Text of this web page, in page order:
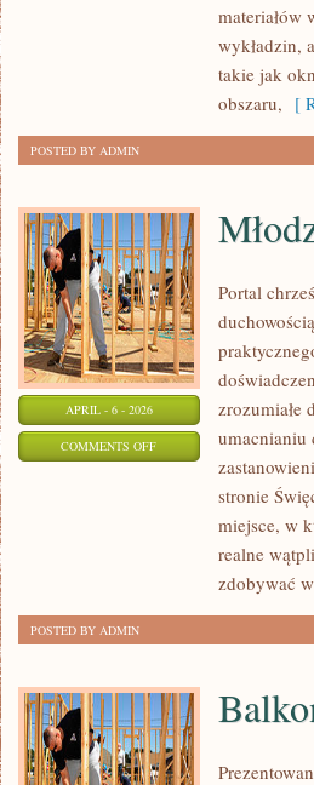
WYKOŃCZENIUmateriałów
wykładzin,
takie jak
obszaru, [
POSTED BY ADMIN
APRIL - 6 - 2026
COMMENTS OFFON
Portal
zrozumiałe
umacnianiu
stronie
miejsce, w
realne
zdobywać
POSTED BY ADMIN